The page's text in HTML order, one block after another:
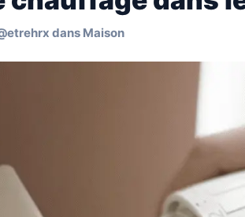
dans Maison